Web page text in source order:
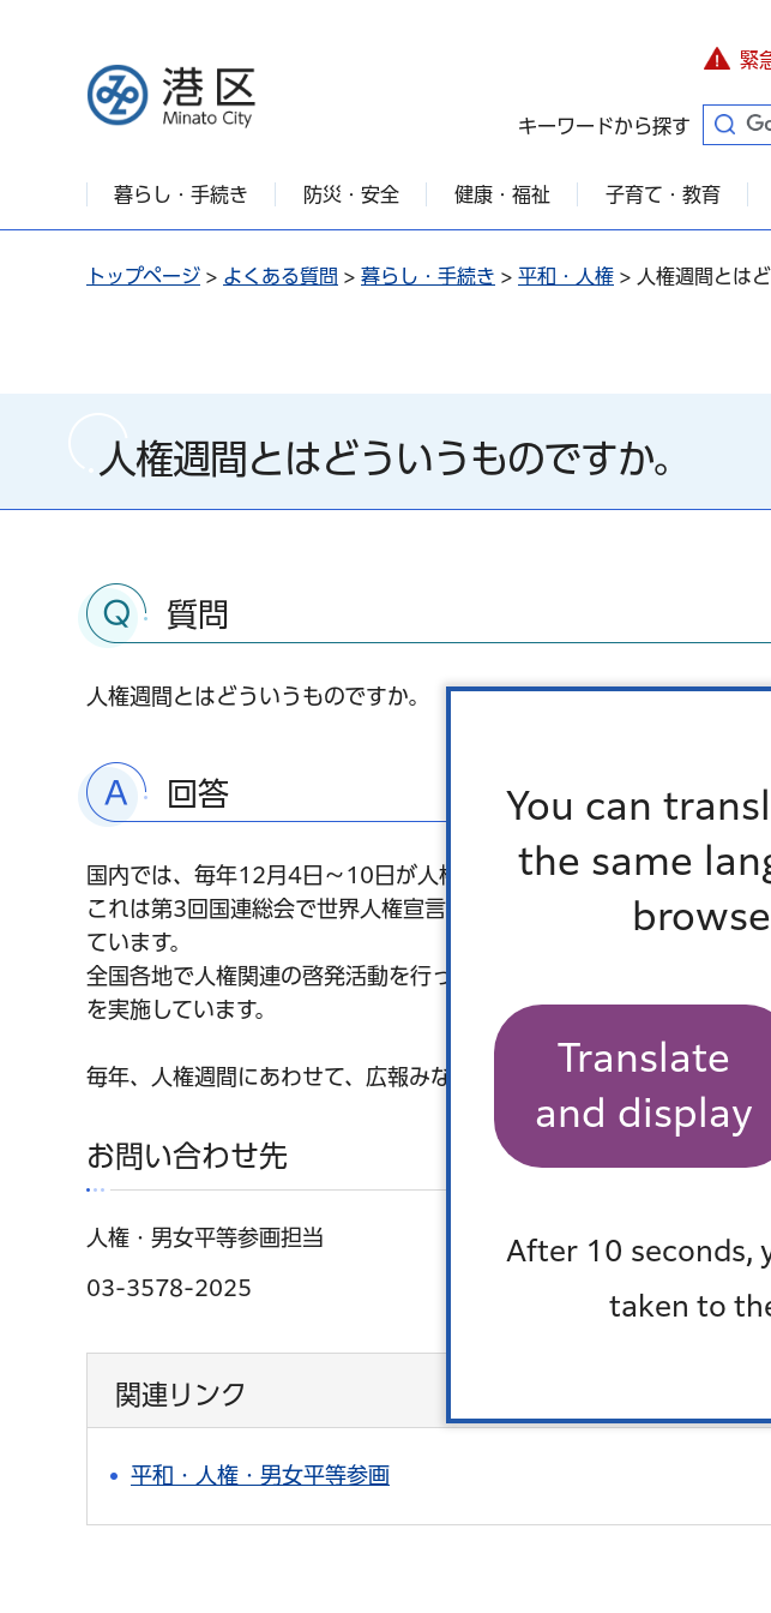
You can
the same
Translate
and display
After 10 seconds,
taken to
港区
緊
キーワードから探す
暮らし・手続き 防災・安全 健康・福祉 子育て・教育
トップページ > よくある質問 > 暮らし・手続き > 平和・人権 > 人権週間とは
人権週間とはどういうものですか。
質問
人権週間とはどういうものですか。
回答
国内では、毎年12月4日～10日が人権週間です。
これは第3回国連総会で世界人権宣言が12月10日に採択され、12月
ています。
全国各地で人権関連の啓発活動を行っており、区では人権週間記念の
を実施しています。
毎年、人権週間にあわせて、広報みなとで人権特集や人権週間記念行
お問い合わせ先
人権・男女平等参画担当
03-3578-2025
関連リンク
平和・人権・男女平等参画